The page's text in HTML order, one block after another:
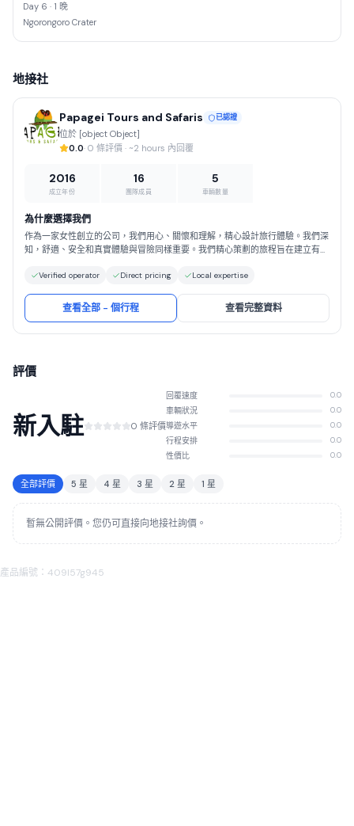
Day 6 · 1 晚
Ngorongoro Crater
地接社
Papagei Tours and Safaris 已認證
位於 [object Object]
0.0· 0 條評價 · ~2 hours 內回覆
2016
成立年份
16
團隊成員
5
車輛數量
為什麼選擇我們
作為一家女性創立的公司，我們用心、關懷和理解，精心設計旅行體驗。我們深
知，舒適、安全和真實體驗與冒險同樣重要。我們精心策劃的旅程旨在建立有意
界。與我們同行，您不僅僅是在旅行，更是在支持一種賦能、包容且充滿人文關
Verified operator Direct pricing Local expertise
查看全部 - 個行程 查看完整資料
評價
新入駐 0 條評價
回覆速度 0.0
車輛狀況 0.0
導遊水平 0.0
行程安排 0.0
性價比 0.0
全部評價 5 星 4 星 3 星 2 星 1 星
暫無公開評價。您仍可直接向地接社詢價。
產品編號：409I57g945